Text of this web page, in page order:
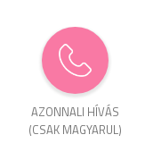
AZONNALI HÍVÁS
(CSAK MAGYARUL)